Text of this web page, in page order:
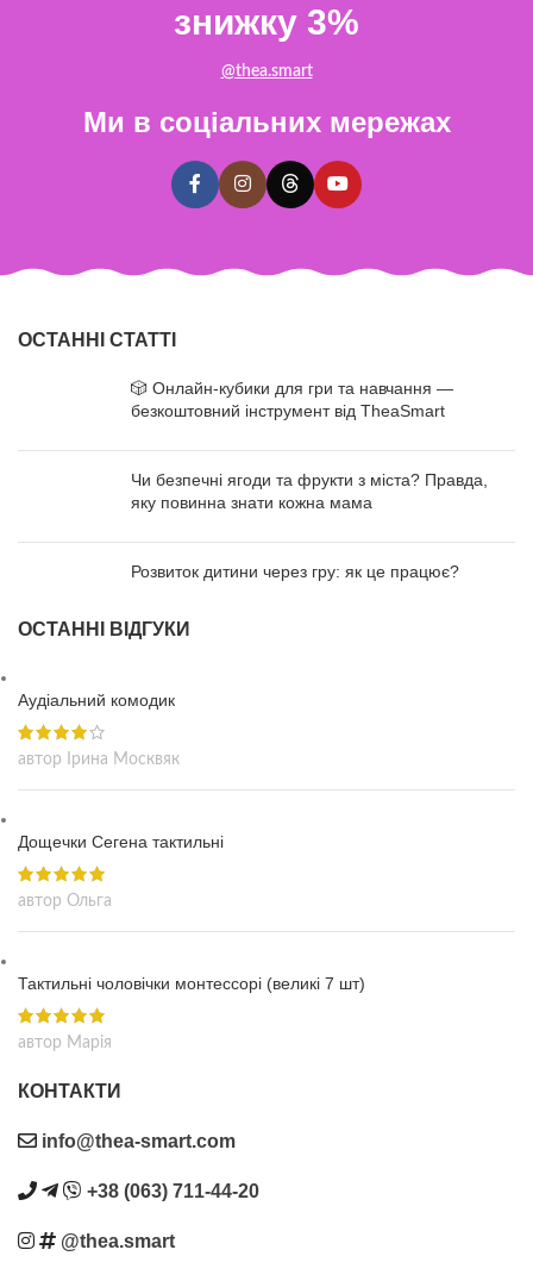
знижку 3%
@thea.smart
Ми в соціальних мережах
ОСТАННІ СТАТТІ
🎲 Онлайн-кубики для гри та навчання —
безкоштовний інструмент від TheaSmart
Чи безпечні ягоди та фрукти з міста? Правда,
яку повинна знати кожна мама
Розвиток дитини через гру: як це працює?
ОСТАННІ ВІДГУКИ
Аудіальний комодик
автор Ірина Москвяк
Дощечки Сегена тактильні
автор Ольга
Тактильні чоловічки монтессорі (великі 7 шт)
автор Марія
КОНТАКТИ
info@thea-smart.com
+38 (063) 711-44-20
@thea.smart